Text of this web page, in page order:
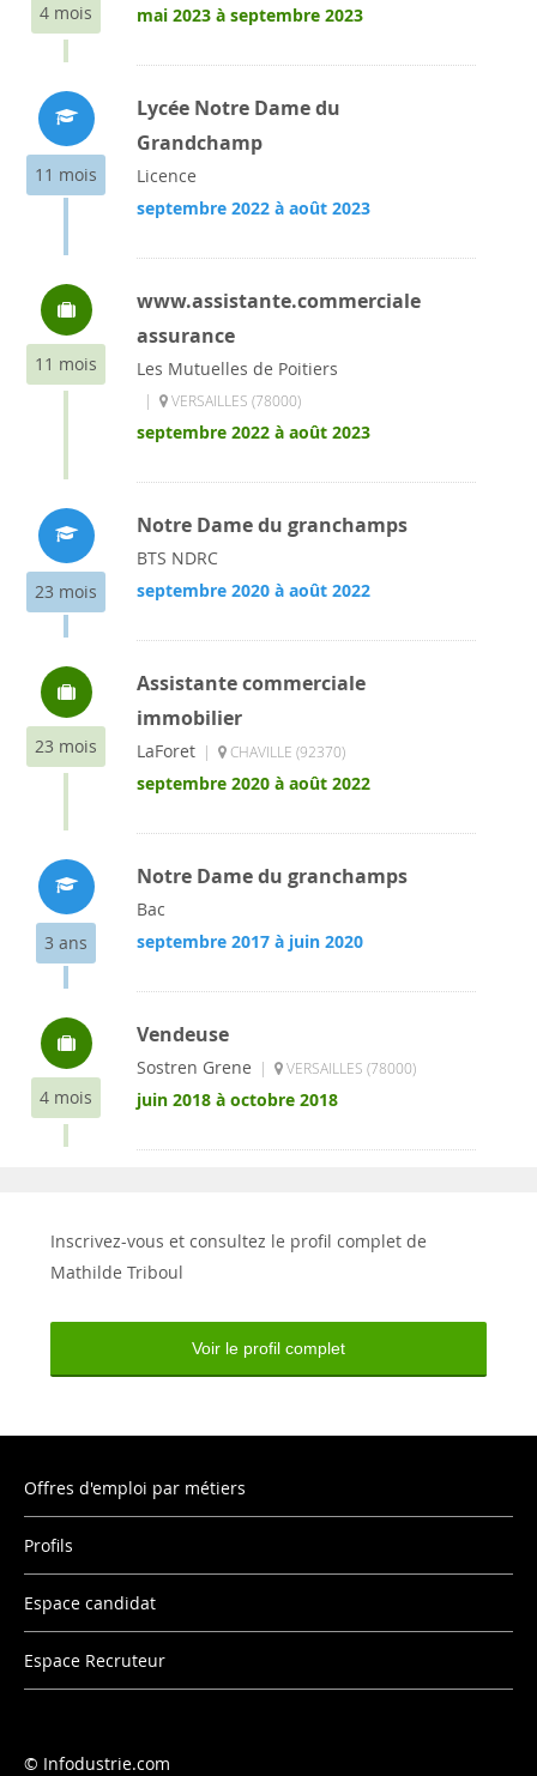
4 mois mai 2023 à septembre 2023
11 mois
Lycée Notre Dame du
Grandchamp
Licence
septembre 2022 à août 2023
11 mois
www.assistante.commerciale
assurance
Les Mutuelles de Poitiers
| VERSAILLES (78000)
septembre 2022 à août 2023
23 mois
Notre Dame du granchamps
BTS NDRC
septembre 2020 à août 2022
23 mois
Assistante commerciale
immobilier
LaForet | CHAVILLE (92370)
septembre 2020 à août 2022
3 ans
Notre Dame du granchamps
Bac
septembre 2017 à juin 2020
4 mois
Vendeuse
Sostren Grene | VERSAILLES (78000)
juin 2018 à octobre 2018
Inscrivez-vous et consultez le profil complet de
Mathilde Triboul
Voir le profil complet
Offres d'emploi par métiers
Profils
Espace candidat
Espace Recruteur
Infodustrie.com